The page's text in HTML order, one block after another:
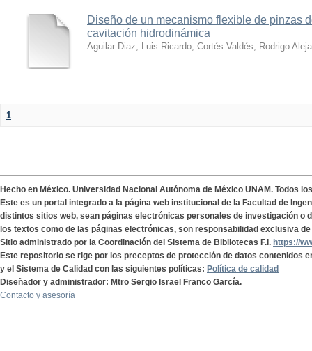
Diseño de un mecanismo flexible de pinzas
cavitación hidrodinámica
Aguilar Diaz, Luis Ricardo; Cortés Valdés, Rodrigo
1
Hecho en México. Universidad Nacional Autónoma de México UNAM. Todos
Este es un portal integrado a la página web institucional de la Facultad de
distintos sitios web, sean páginas electrónicas personales de investigación o
los textos como de las páginas electrónicas, son responsabilidad exclusiva
Sitio administrado por la Coordinación del Sistema de Bibliotecas F.I. https://
Este repositorio se rige por los preceptos de protección de datos contenidos
y el Sistema de Calidad con las siguientes políticas: Política de calidad
Diseñador y administrador: Mtro Sergio Israel Franco García.
Contacto y asesoría